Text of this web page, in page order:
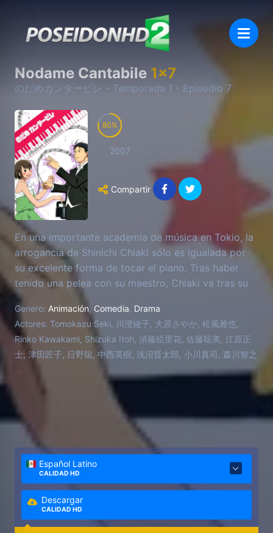
Nodame Cantabile 1x7
のだめカンタービレ - Temporada 1 - Episodio 7
80
2007
Compartir
En una importante academia de música en Tokio, la
arrogancia de Shinichi Chiaki sólo es igualada por
su excelente forma de tocar el piano. Tras haber
tenido una pelea con su maestro, Chiaki va tras su
sueño de ser director de orquesta, pero tiene
muchos problemas para relacionarse con sus
colegas estudiantes, y con sus fobias a volar en
avión y al mar, que le impiden salir de Japón a
cumplir sus sueños. Además todo lo empeora
Megumi Noda, la nueva compañera pianista de
Chiaki que se ha autoproclama como su
novia/esposa, insiste en que la llamen "Nodame" y
vive justo al lado de él, creando situaciones cómicas
y disparatadas.
Genero: Animación Comedia Drama
Actores: Tomokazu Seki, 川澄綾子, 大原さやか, 松風雅也,
Rinko Kawakami, Shizuka Itoh, 須藤絵里花, 佐藤聡美, 江原正
士, 津田匠子, 日野聡, 中西英樹, 浅沼晋太郎, 小川真司, 森川智之
Español Latino
CALIDAD HD
Descargar
CALIDAD HD